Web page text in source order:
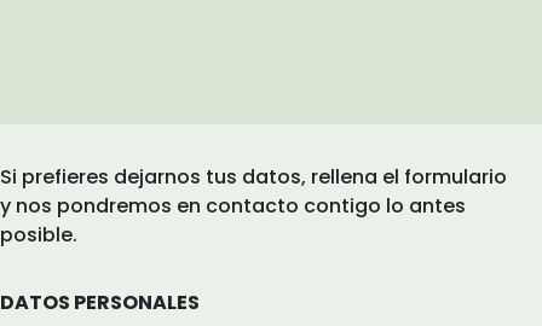
Si prefieres dejarnos tus datos, rellena el formulario
y nos pondremos en contacto contigo lo antes
posible.
DATOS PERSONALES